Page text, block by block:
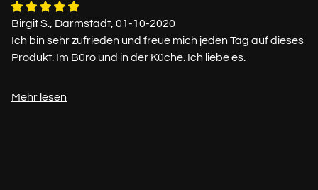
Birgit S., Darmstadt, 01-10-2020
Ich bin sehr zufrieden und freue mich jeden Tag auf dieses
Produkt. Im Büro und in der Küche. Ich liebe es.
Mehr lesen